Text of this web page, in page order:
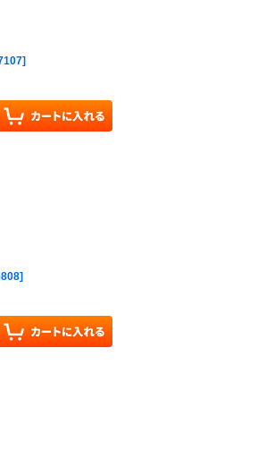
]
]